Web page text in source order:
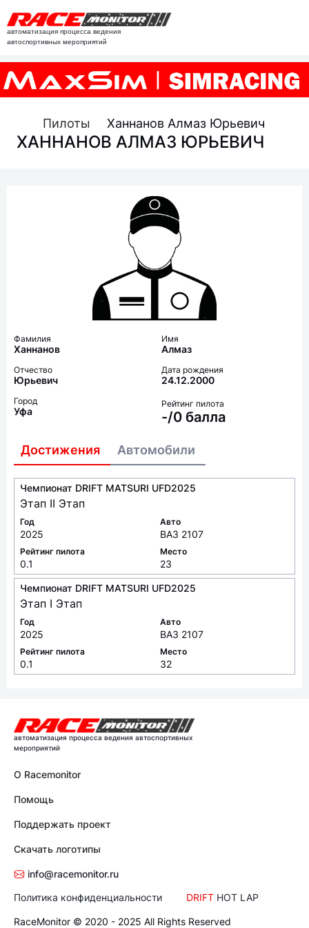
автоматизация процесса ведения
автоспортивных мероприятий
Пилоты Ханнанов Алмаз Юрьевич
ХАННАНОВ АЛМАЗ ЮРЬЕВИЧ
Фамилия
Ханнанов
Имя
Алмаз
Отчество
Юрьевич
Дата рождения
24.12.2000
Город
Уфа
Рейтинг пилота
-/0 балла
Достижения Автомобили
Чемпионат DRIFT MATSURI UFD2025
Этап II Этап
Год
2025
Авто
ВАЗ 2107
Рейтинг пилота
0.1
Место
23
Чемпионат DRIFT MATSURI UFD2025
Этап I Этап
Год
2025
Авто
ВАЗ 2107
Рейтинг пилота
0.1
Место
32
автоматизация процесса ведения автоспортивных
мероприятий
О Racemonitor
Помощь
Поддержать проект
Скачать логотипы
info@racemonitor.ru
Политика конфиденциальности
DRIFT HOT LAP
RaceMonitor © 2020 - 2025 All Rights Reserved